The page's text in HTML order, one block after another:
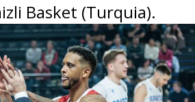
Basket (Turquia).